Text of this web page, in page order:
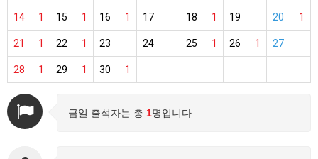
1
14 1
15 1
16 17 1
18 19 1
20
1
21 1
22 23 24 1
25 1
26 27
1
28 1
29 1
30
금일 출석자는 총 1명입니다.